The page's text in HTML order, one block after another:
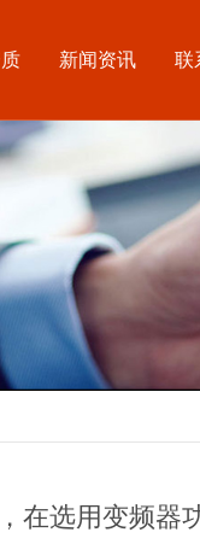
新闻资讯 联
在选用变频器